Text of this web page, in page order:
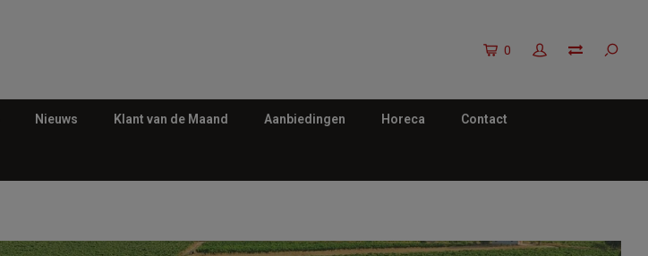
0
Nieuws Klant van de Maand Aanbiedingen Horeca Contact